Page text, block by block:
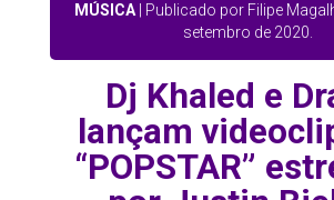
MÚSICA | Publicado por Filipe
setembro de 2020.
Dj Khaled e
lançam
“POPSTAR”